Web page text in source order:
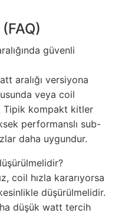
güvenli
aralığı versiyona
veya coil
Tipik kompakt kitler
performanslı sub-
daha uygundur.
coil hızla kararıyorsa
düşürülmelidir.
düşük watt tercih